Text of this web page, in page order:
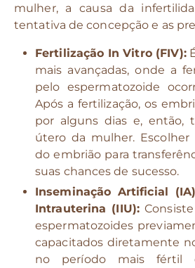
mulher, a causa da
tentativa de concepção e as
Fertilização In Vitro (FIV):
mais avançadas, onde a
pelo espermatozoide
Após a fertilização, os
por alguns dias e, então,
útero da mulher.
do embrião para
suas chances de sucesso.
Inseminação Artificial
Intrauterina (IIU):
espermatozoides
capacitados diretamente
no período mais